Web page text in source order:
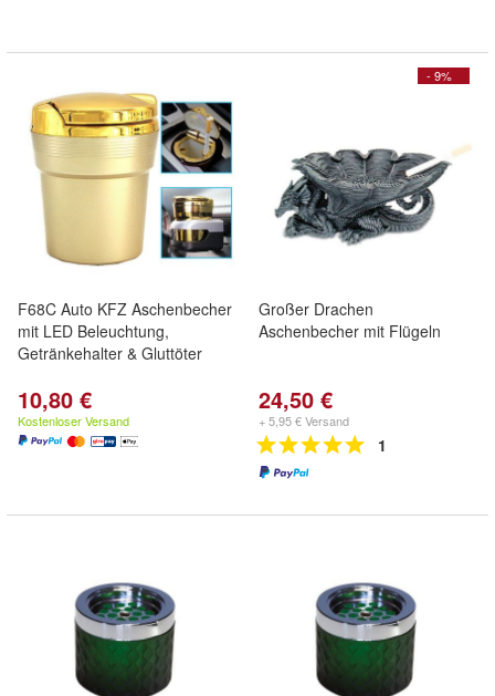
F68C Auto KFZ Aschenbecher
mit LED Beleuchtung,
Getränkehalter & Gluttöter
10,80 €
Kostenloser Versand
- 9%
Großer Drachen
Aschenbecher mit Flügeln
24,50 €
+ 5,95 € Versand
1